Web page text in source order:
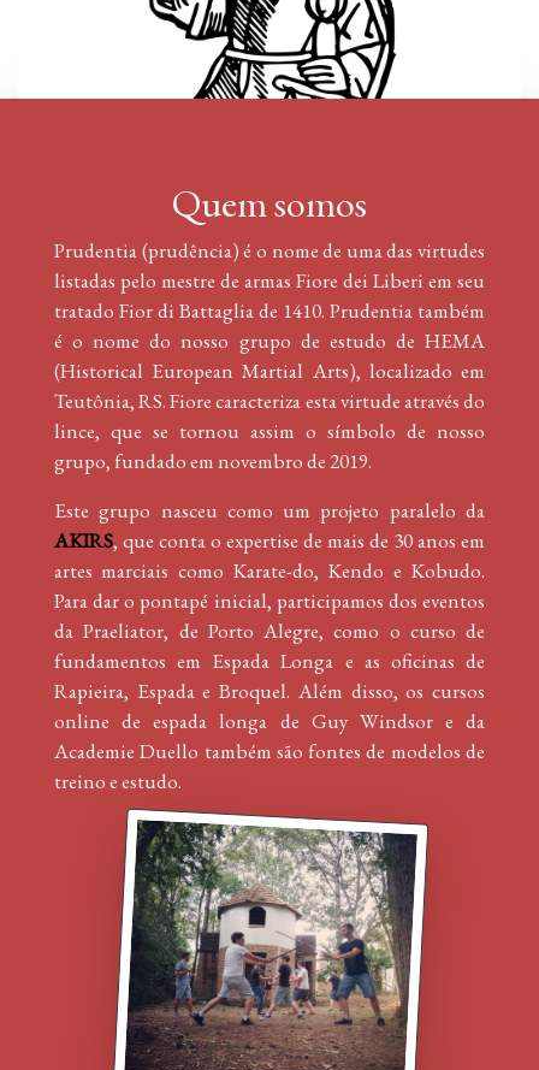
Quem somos
Prudentia (prudência) é o nome de uma das virtudes
listadas pelo mestre de armas Fiore dei Liberi em seu
tratado Fior di Battaglia de 1410. Prudentia também
é o nome do nosso grupo de estudo de HEMA
(Historical European Martial Arts), localizado em
Teutônia, RS. Fiore caracteriza esta virtude através do
lince, que se tornou assim o símbolo de nosso
grupo, fundado em novembro de 2019.
Este grupo nasceu como um projeto paralelo da
AKIRS, que conta o expertise de mais de 30 anos em
artes marciais como Karate-do, Kendo e Kobudo.
Para dar o pontapé inicial, participamos dos eventos
da Praeliator, de Porto Alegre, como o curso de
fundamentos em Espada Longa e as oficinas de
Rapieira, Espada e Broquel. Além disso, os cursos
online de espada longa de Guy Windsor e da
Academie Duello também são fontes de modelos de
treino e estudo.